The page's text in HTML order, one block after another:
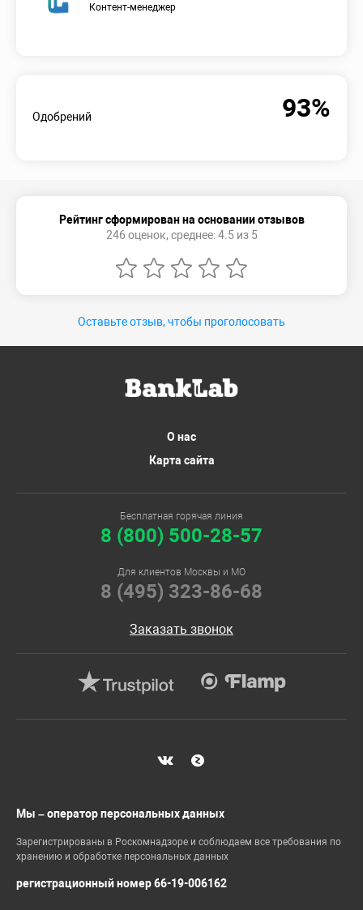
Контент-менеджер
Одобрений 93%
Рейтинг сформирован на основании отзывов
246 оценок, среднее: 4.5 из 5
Оставьте отзыв, чтобы проголосовать
О нас
Карта сайта
Бесплатная горячая линия
8 (800) 500-28-57
Для клиентов Москвы и МО
8 (495) 323-86-68
Заказать звонок
Мы – оператор персональных данных
Зарегистрированы в Роскомнадзоре и соблюдаем все требования по
хранению и обработке персональных данных
регистрационный номер 66-19-006162